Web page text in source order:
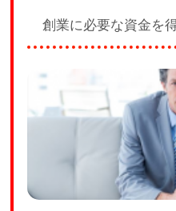
創業に必要な資金を